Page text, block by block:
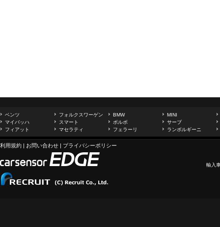
ベンツ フォルクスワーゲン BMW
MINI
マイバッハ
スマート ボルボ
サーブ
フィアット
マセラティ フェラーリ ランボルギーニ
利用規約 | お問い合わせ | プライバシーポリシー
輸入